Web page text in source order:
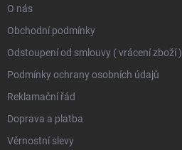
O nás
Obchodní podmínky
Odstoupení od smlouvy ( vrácení zboží )
Podmínky ochrany osobních údajů
Reklamační řád
Doprava a platba
Věrnostní slevy